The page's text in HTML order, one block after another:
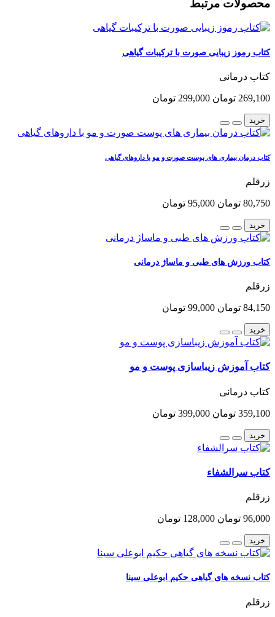
محصولات مرتبط
کتاب رموز زیبایی صورت با ترکیبات گیاهی
کتاب درمانی
269,100 تومان 299,000 تومان
خرید
کتاب درمان بیماری های پوست صورت و مو با داروهای گیاهی
زرقلم
80,750 تومان 95,000 تومان
خرید
کتاب ورزش های طبی و ماساژ درمانی
زرقلم
84,150 تومان 99,000 تومان
خرید
کتاب آموزش زیباسازی پوست و مو
کتاب درمانی
359,100 تومان 399,000 تومان
خرید
کتاب سرالشفاء
زرقلم
96,000 تومان 128,000 تومان
خرید
کتاب نسخه های گیاهی حکیم ابوعلی سینا
زرقلم